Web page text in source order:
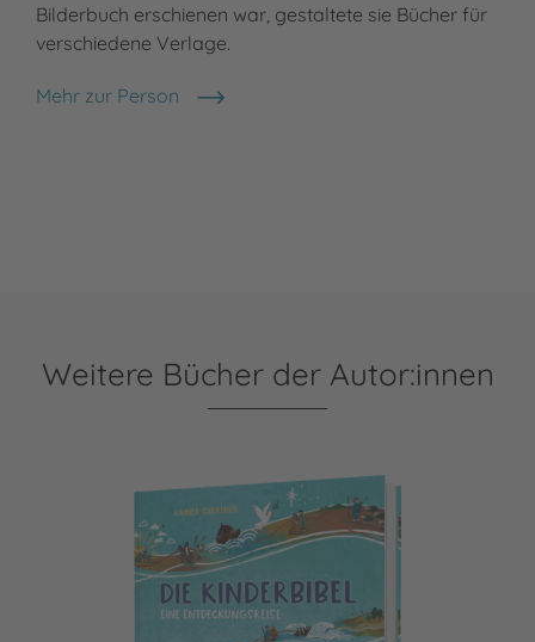
Bilderbuch erschienen war, gestaltete sie Bücher für
verschiedene Verlage.
Mehr zur Person
Renate Seelig
Weitere Bücher der Autor:innen